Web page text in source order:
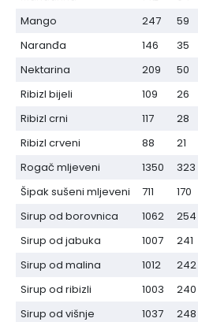
Mango
247 59
Naranđa
146 35
Nektarina
209 50
Ribizl bijeli
109 26
Ribizl crni
117 28
Ribizl crveni
88 21
Rogač mljeveni
1350 323
Šipak sušeni mljeveni
711 170
Sirup od borovnica
1062 254
Sirup od jabuka
1007 241
Sirup od malina
1012 242
Sirup od ribizli
1003 240
Sirup od višnje
1037 248